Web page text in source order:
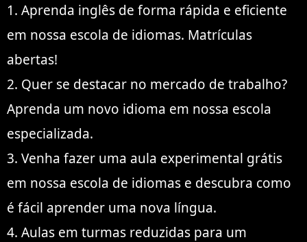
1. Aprenda inglês de forma rápida e eficiente
em nossa escola de idiomas. Matrículas
abertas!
2. Quer se destacar no mercado de trabalho?
Aprenda um novo idioma em nossa escola
especializada.
3. Venha fazer uma aula experimental grátis
em nossa escola de idiomas e descubra como
é fácil aprender uma nova língua.
4. Aulas em turmas reduzidas para um